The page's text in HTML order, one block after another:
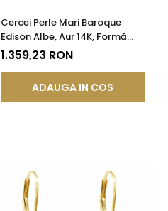
Cercei Perle Mari Baroque
Edison Albe, Aur 14K, Formă
Organică | KASKADDA®
1.359,23 RON
ADAUGA IN COS